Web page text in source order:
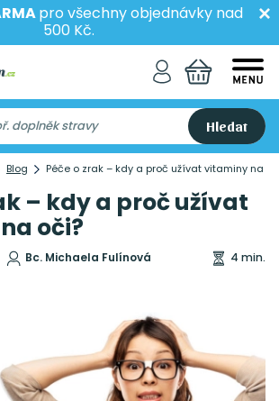
pro všechny objednávky nad
500 Kč.
Hledat
Blog Péče o zrak – kdy a proč užívat vitaminy na
– kdy a proč užívat
oči?
Bc. Michaela Fulínová 4 min.